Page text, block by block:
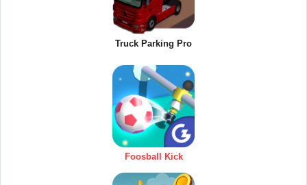
Truck Parking Pro
Foosball Kick